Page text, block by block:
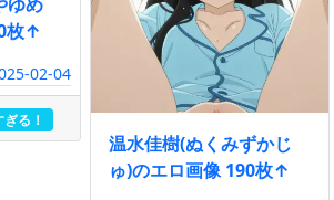
枚↑
02-04
る！
温水佳樹(ぬくみずかじ
ゅ)のエロ画像 190枚↑